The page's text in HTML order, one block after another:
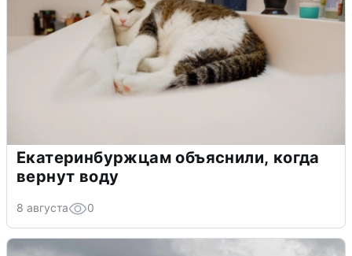
Екатеринбуржцам объяснили, когда
вернут воду
8 августа 0